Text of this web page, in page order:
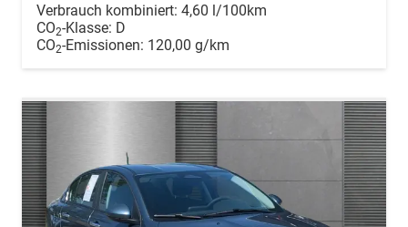
Verbrauch kombiniert: 4,60 l/100km
CO2-Klasse: D
CO2-Emissionen: 120,00 g/km